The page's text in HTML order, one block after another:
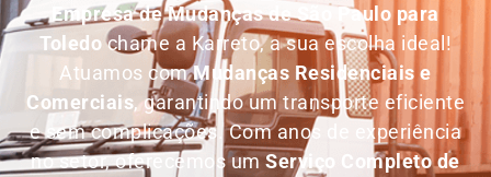
Empresa deMudanças de São Paulo para
Toledochame a Karreto, a sua escolha ideal!
Atuamos comMudanças Residenciais e
Comerciais, garantindo um transporte eficiente
e sem complicações. Com anos de experiência
no setor, oferecemos umServiço Completo de